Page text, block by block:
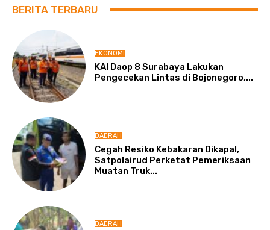
BERITA TERBARU
EKONOMI
KAI Daop 8 Surabaya Lakukan
Pengecekan Lintas di Bojonegoro,...
DAERAH
Cegah Resiko Kebakaran Dikapal,
Satpolairud Perketat Pemeriksaan
Muatan Truk...
DAERAH